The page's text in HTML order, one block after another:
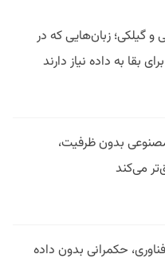
و گیلکی؛ زبان‌هایی که در
به داده نیاز دارند
بدون ظرفیت،
می‌کند
حکمرانی بدون داده